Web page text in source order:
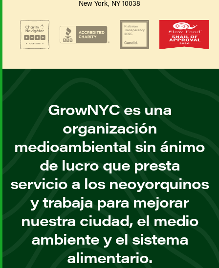
New York, NY 10038
GrowNYC es una
organización
medioambiental sin ánimo
de lucro que presta
servicio a los neoyorquinos
y trabaja para mejorar
nuestra ciudad, el medio
ambiente y el sistema
alimentario.